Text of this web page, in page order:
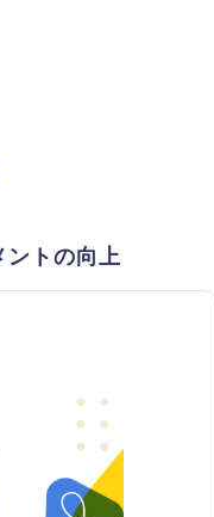
トの向上